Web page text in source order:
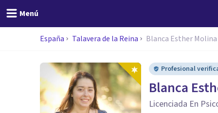
Menú
España Talavera de la Reina Blanca Esther
Profesional
Blanca
Licenciada En